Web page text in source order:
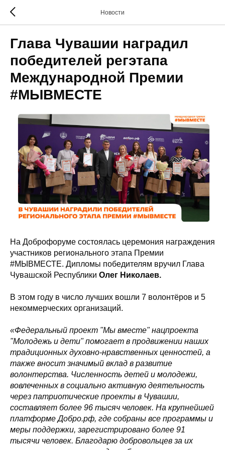
Новости
Глава Чувашии наградил
победителей регэтапа
Международной Премии
#МЫВМЕСТЕ
На Доброфоруме состоялась церемония награждения
участников регионального этапа Премии
#МЫВМЕСТЕ. Дипломы победителям вручил Глава
Чувашской Республики Олег Николаев.
В этом году в число лучших вошли 7 волонтёров и 5
некоммерческих организаций.
«Федеральный проект "Мы вместе" нацпроекта
"Молодежь и дети" помогает в продвижении наших
традиционных духовно-нравственных ценностей, а
также вносит значимый вклад в развитие
волонтерства. Численность детей и молодежи,
вовлеченных в социально активную деятельность
через патриотические проекты в Чувашии,
составляет более 96 тысяч человек. На крупнейшей
платформе Добро.рф, где собраны все программы и
меры поддержки, зарегистрировано более 91
тысячи человек. Благодарю добровольцев за их